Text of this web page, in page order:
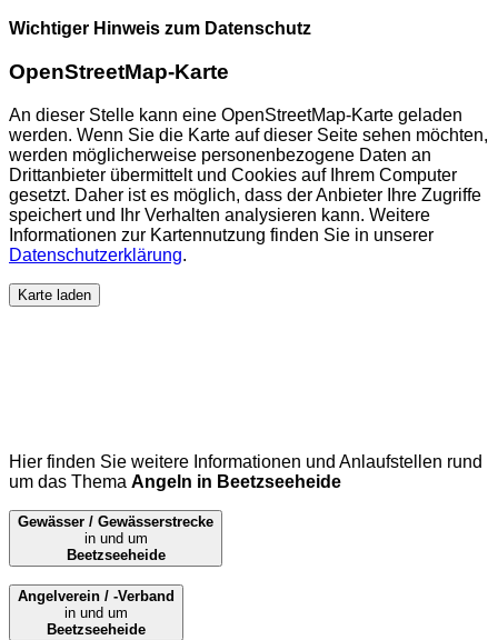
Wichtiger Hinweis zum Datenschutz
OpenStreetMap-Karte
An dieser Stelle kann eine OpenStreetMap-Karte geladen
werden. Wenn Sie die Karte auf dieser Seite sehen möchten,
werden möglicherweise personenbezogene Daten an
Drittanbieter übermittelt und Cookies auf Ihrem Computer
gesetzt. Daher ist es möglich, dass der Anbieter Ihre Zugriffe
speichert und Ihr Verhalten analysieren kann. Weitere
Informationen zur Kartennutzung finden Sie in unserer
Datenschutzerklärung.
Karte laden
Hier finden Sie weitere Informationen und Anlaufstellen rund
um das Thema Angeln in Beetzseeheide
Gewässer / Gewässerstrecke
in und um
Beetzseeheide
Angelverein / -Verband
in und um
Beetzseeheide